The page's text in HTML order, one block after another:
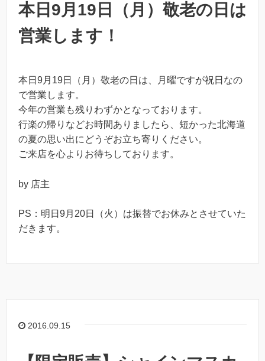
本日9月19日（月）敬老の日は
営業します！
本日9月19日（月）敬老の日は、月曜ですが祝日なの
で営業します。
今年の営業も残りわずかとなっております。
行楽の帰りなどお時間ありましたら、短かった北海道
の夏の思い出にどうぞお立ち寄りください。
ご来店を心よりお待ちしております。
by 店主
PS：明日9月20日（火）は振替でお休みとさせていた
だきます。
2016.09.15